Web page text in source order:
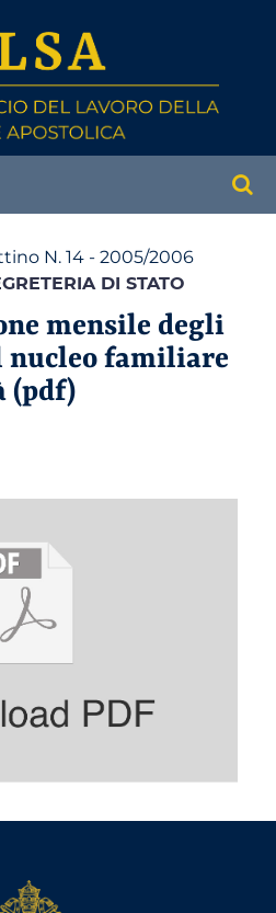
N. 14 - 2005/2006
DI STATO
mensile degli
nucleo familiare
(pdf)